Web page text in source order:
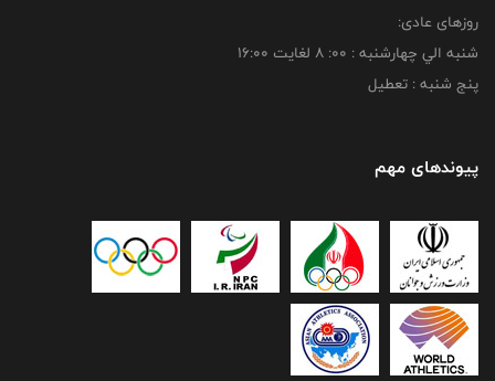
روزهای عادی:
شنبه الي چهارشنبه : 00: 8 لغايت 16:00
پنج شنبه : تعطیل
پیوندهای مهم